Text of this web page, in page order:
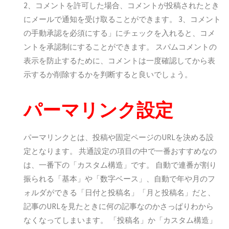
2、コメントを許可した場合、コメントが投稿されたとき
にメールで通知を受け取ることができます。 3、コメント
の手動承認を必須にする」にチェックを入れると、コメ
ントを承認制にすることができます。 スパムコメントの
表示を防止するために、コメントは一度確認してから表
示するか削除するかを判断すると良いでしょう。
パーマリンク設定
パーマリンクとは、投稿や固定ページのURLを決める設
定となります。 共通設定の項目の中で一番おすすめなの
は、一番下の「カスタム構造」です。 自動で連番が割り
振られる「基本」や「数字ベース」、自動で年や月のフ
ォルダができる「日付と投稿名」「月と投稿名」だと、
記事のURLを見たときに何の記事なのかさっぱりわから
なくなってしまいます。 「投稿名」か「カスタム構造」